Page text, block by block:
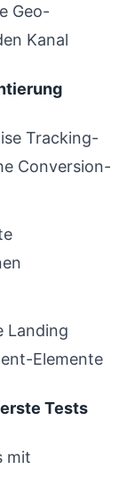
Geo-
Kanal
Tracking-
Conversion-
Landing
Elemente
Tests
mit